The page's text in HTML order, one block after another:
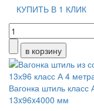
КУПИТЬ В 1 КЛИК
Вагонка штиль класс
13x96x4000 мм